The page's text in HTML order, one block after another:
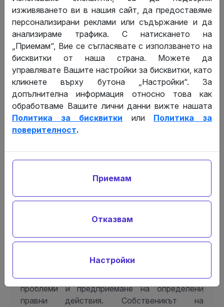
Как да регистрирате ново ДПК
след приемане на еврото?
След 01.01.2026 г. ново ДПК или ЕДПК ще се
регистрира с минимален капитал отедин
евроцент(0.01 EUR). Дяловете от един клас
трябва да са с една и съща номинална стойност. А
дяловете от отделните класове може да бъдат
различни по размер. Размерът на капитала в ДПК
съдружниците. А в случай че нямате книга на
съдружниците, можете да изготвите електронна
такава в нашата платформатук
съвет или консултация, а има само
следва да се използва като основа,
обосновка или мотив за решаване на правни
проблеми и предприемане на определени
правни действия. Собственикът на
изживяването ви в нашия сайт, да предоставяме
персонализирани реклами или съдържание и да
анализираме трафика. С натискането на
„Приемам“, Вие се съгласявате с използването на
бисквитки от наша страна. Можете да
управлявате Вашите настройки за бисквитки, като
кликнете върху бутона „Настройки“. За
допълнителна информация относно това как
обработваме Вашите лични данни вижте нашата
Политика за бисквитки или Политика за
поверителност.
Приемам
Отказвам
Настройки